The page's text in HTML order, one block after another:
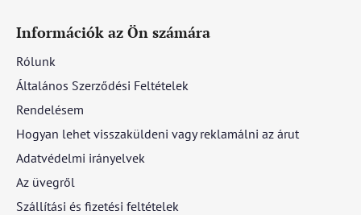
Információk az Ön számára
Rólunk
Általános Szerződési Feltételek
Rendelésem
Hogyan lehet visszaküldeni vagy reklamálni az árut
Adatvédelmi irányelvek
Az üvegről
Szállítási és fizetési feltételek